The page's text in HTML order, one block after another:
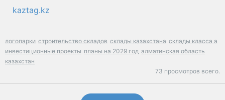
kaztag.kz
логопарки строительство складов склады казахстана склады класса a
инвестиционные проекты планы на 2029 год алматинская область
казахстан
73 просмотров всего.